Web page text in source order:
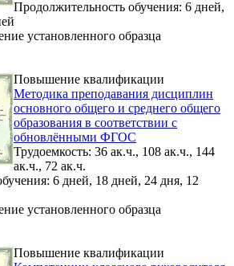
Продолжительность обучения: 6 дней,
установленного образца
Повышение квалификации
Методика преподавания дисциплин
основного общего и среднего общего
образования в соответствии с
обновлёнными ФГОС
Трудоемкость: 36 ак.ч., 108 ак.ч., 144
ак.ч., 72 ак.ч.
6 дней, 18 дней, 24 дня, 12
установленного образца
Повышение квалификации